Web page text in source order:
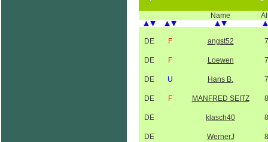
Name
DE F angst52
DE F Loewen
DE U Hans B.
DE F MANFRED SEITZ
DE klasch40
DE WernerJ